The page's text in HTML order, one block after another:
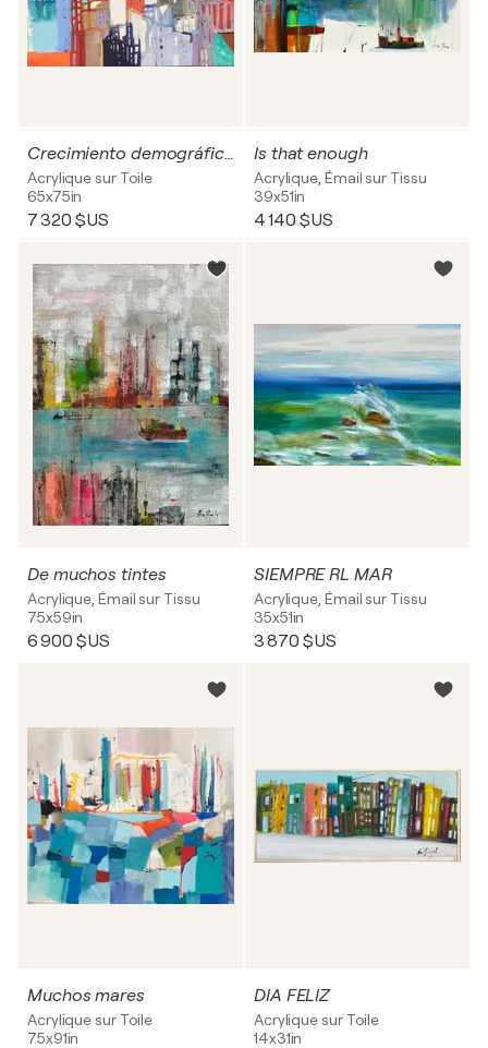
Crecimiento demográfico
Acrylique sur Toile
65x75in
7 320 $US
Is that enough
Acrylique, Émail sur Tissu
39x51in
4 140 $US
De muchos tintes
Acrylique, Émail sur Tissu
75x59in
6 900 $US
SIEMPRE RL MAR
Acrylique, Émail sur Tissu
35x51in
3 870 $US
Muchos mares
Acrylique sur Toile
75x91in
DIA FELIZ
Acrylique sur Toile
14x31in